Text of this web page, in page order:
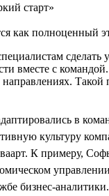
старт»
как полноценный
вместе с
Такой
в
культуру
К примеру,
бизнес-аналитики.